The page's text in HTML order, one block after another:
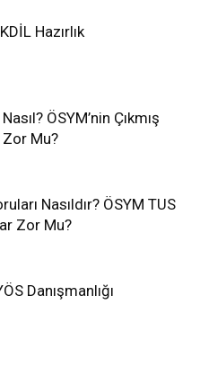
Hazırlık
ÖSYM’nin Çıkmış
Zor Mu?
Nasıldır? ÖSYM TUS
Zor Mu?
Danışmanlığı